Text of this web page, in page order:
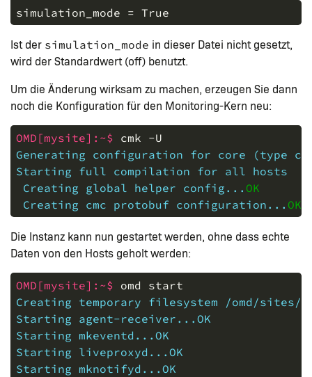
simulation_mode = True
Ist der simulation_mode in dieser Datei nicht gesetzt,
wird der Standardwert (off) benutzt.
Um die Änderung wirksam zu machen, erzeugen Sie dann
noch die Konfiguration für den Monitoring-Kern neu:
OMD[mysite]:~$ cmk -U
Generating configuration for core (type
Starting full compilation for all hosts
Creating global helper config... OK
Creating cmc protobuf configuration... OK
Die Instanz kann nun gestartet werden, ohne dass echte
Daten von den Hosts geholt werden:
OMD[mysite]:~$ omd
start
Creating temporary filesystem /omd/sites/
Starting agent-receiver...OK
Starting mkeventd...OK
Starting liveproxyd...OK
Starting mknotifyd...OK